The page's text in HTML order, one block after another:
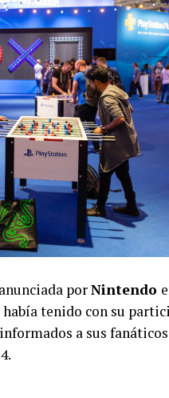
porNintendo
tenido con su
a sus